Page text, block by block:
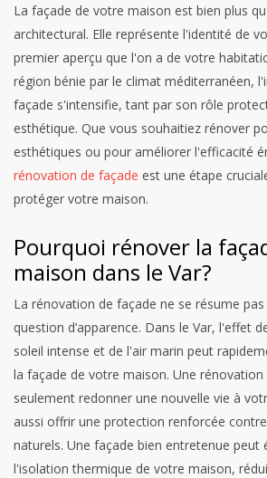
La façade de votre maison est bien plus
architectural. Elle représente l'identité de
premier aperçu que l'on a de votre
région bénie par le climat méditerranéen,
façade s'intensifie, tant par son rôle
esthétique. Que vous souhaitiez rénover
esthétiques ou pour améliorer l'efficacité
rénovation de façade est une étape
protéger votre maison.
Pourquoi rénover la
maison dans le Var?
La rénovation de façade ne se résume
question d’apparence. Dans le Var, l'effet
soleil intense et de l'air marin peut
la façade de votre maison. Une
seulement redonner une nouvelle vie à
aussi offrir une protection renforcée
naturels. Une façade bien entretenue peut
l'isolation thermique de votre maison,